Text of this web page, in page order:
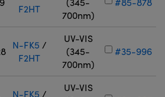
F2HT
700nm)
N-FK5 /
F2HT
UV-VIS
(345-
700nm)
#35-996
N-FK5 /
UV-VIS